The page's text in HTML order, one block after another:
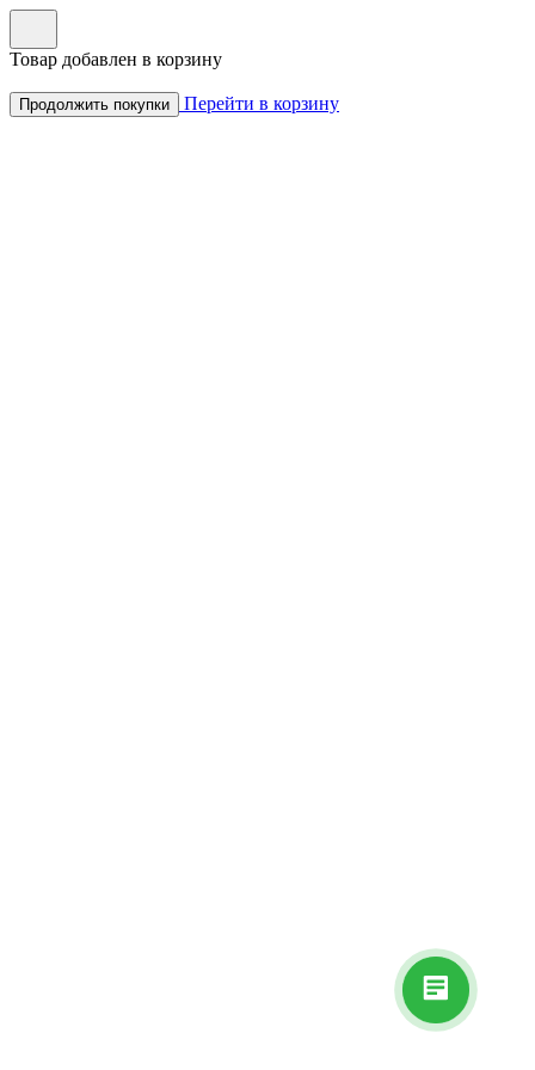
Товар добавлен в корзину
Продолжить покупки Перейти в корзину